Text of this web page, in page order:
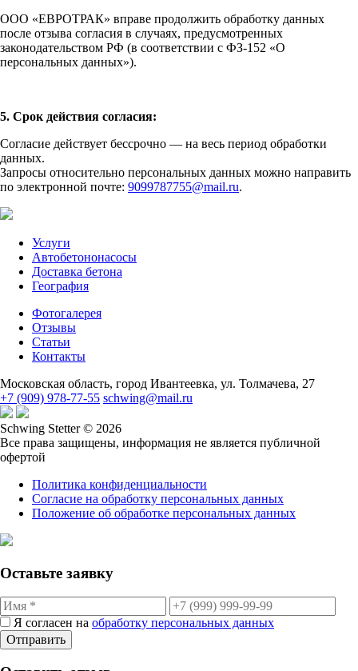
ООО «ЕВРОТРАК» вправе продолжить обработку данных
после отзыва согласия в случаях, предусмотренных
законодательством РФ (в соответствии с ФЗ-152 «О
персональных данных»).
5. Срок действия согласия:
Согласие действует бессрочно — на весь период обработки
данных.
Запросы относительно персональных данных можно направить
по электронной почте: 9099787755@mail.ru.
Услуги
Автобетононасосы
Доставка бетона
География
Фотогалерея
Отзывы
Статьи
Контакты
Московская область, город Ивантеевка, ул. Толмачева, 27
+7 (909) 978-77-55 schwing@mail.ru
Schwing Stetter © 2026
Все права защищены, информация не является публичной
офертой
Политика конфиденциальности
Согласие на обработку персональных данных
Положение об обработке персональных данных
Оставьте заявку
Я согласен на обработку персональных данных
Отправить